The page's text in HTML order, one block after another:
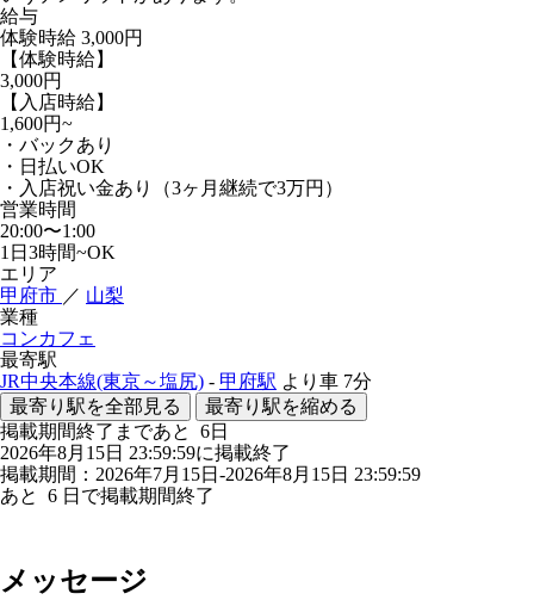
給与
体験時給 3,000円
【体験時給】
3,000円
【入店時給】
1,600円~
・バックあり
・日払いOK
・入店祝い金あり（3ヶ月継続で3万円）
営業時間
20:00〜1:00
1日3時間~OK
エリア
甲府市 ／ 山梨
業種
コンカフェ
最寄駅
JR中央本線(東京～塩尻) - 甲府駅 より車 7分
最寄り駅を全部見る
最寄り駅を縮める
掲載期間終了まであと 6日
2026年8月15日 23:59:59に掲載終了
掲載期間：2026年7月15日-2026年8月15日 23:59:59
あと 6 日で掲載期間終了
メッセージ